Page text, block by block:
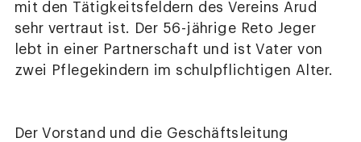
mit den Tätigkeitsfeldern des Vereins Arud
sehr vertraut ist. Der 56-jährige Reto Jeger
lebt in einer Partnerschaft und ist Vater von
zwei Pflegekindern im schulpflichtigen Alter.
Der Vorstand und die Geschäftsleitung